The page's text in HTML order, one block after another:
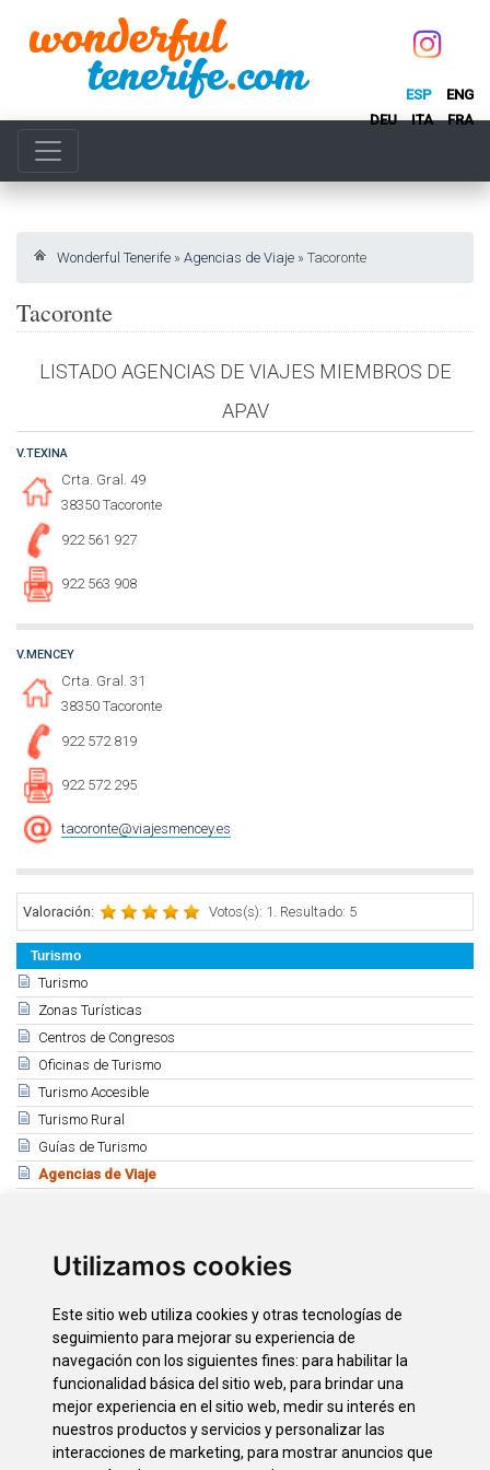
Utilizamos cookies
Este sitio web utiliza cookies y otras tecnologías de
seguimiento para mejorar su experiencia de
navegación con los siguientes fines: para habilitar la
funcionalidad básica del sitio web, para brindar una
mejor experiencia en el sitio web, medir su interés en
nuestros productos y servicios y personalizar las
interacciones de marketing, para mostrar anuncios que
ESP
ENG
DEU
ITA FRA
Wonderful Tenerife » Agencias de Viaje » Tacoronte
Turismo
Turismo
Zonas Turísticas
Centros de Congresos
Oficinas de Turismo
Turismo Accesible
Turismo Rural
Guías de Turismo
Agencias de Viaje
Costa Adeje
Puerto de la Cruz
Santa Cruz de Tenerife
La Laguna
Tacoronte
La Orotava - Los Realejos
Tacoronte
LISTADO AGENCIAS DE VIAJES MIEMBROS DE
APAV
V.TEXINA
Crta. Gral. 49
38350 Tacoronte
922 561 927
922 563 908
V.MENCEY
Crta. Gral. 31
38350 Tacoronte
922 572 819
922 572 295
tacoronte@viajesmencey.es
Valoración: Votos(s): 1. Resultado: 5